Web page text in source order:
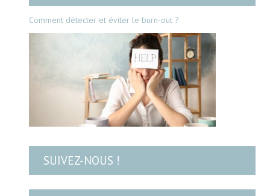
Comment détecter et éviter le burn-out ?
SUIVEZ-NOUS !